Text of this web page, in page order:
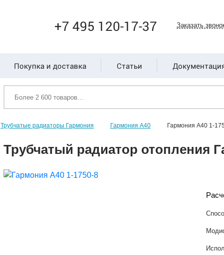
+7 495 120-17-37 Заказать
Покупка и доставка Статьи
Трубчатые радиаторы Гармония Гармония А40 Гармония А40 1-
Трубчатый радиатор отопления